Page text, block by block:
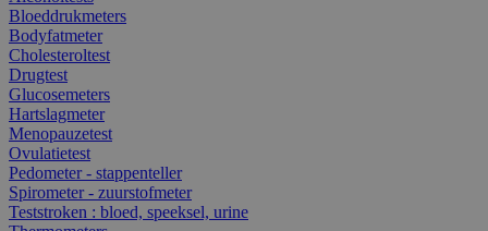
Bloeddrukmeters
Bodyfatmeter
Cholesteroltest
Drugtest
Glucosemeters
Hartslagmeter
Menopauzetest
Ovulatietest
Pedometer - stappenteller
Spirometer - zuurstofmeter
Teststroken : bloed, speeksel, urine